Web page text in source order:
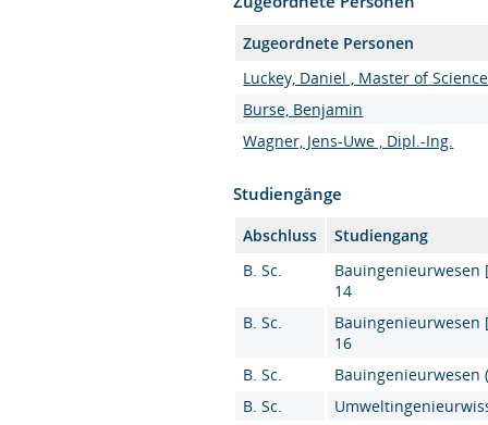
Zugeordnete Personen
Luckey, Daniel , Master of Science
Burse, Benjamin
Wagner, Jens-Uwe , Dipl.-Ing.
Studiengänge
Abschluss
Studiengang
B. Sc.
Bauingenieurwesen
14
B. Sc.
Bauingenieurwesen
16
B. Sc.
Bauingenieurwesen
B. Sc.